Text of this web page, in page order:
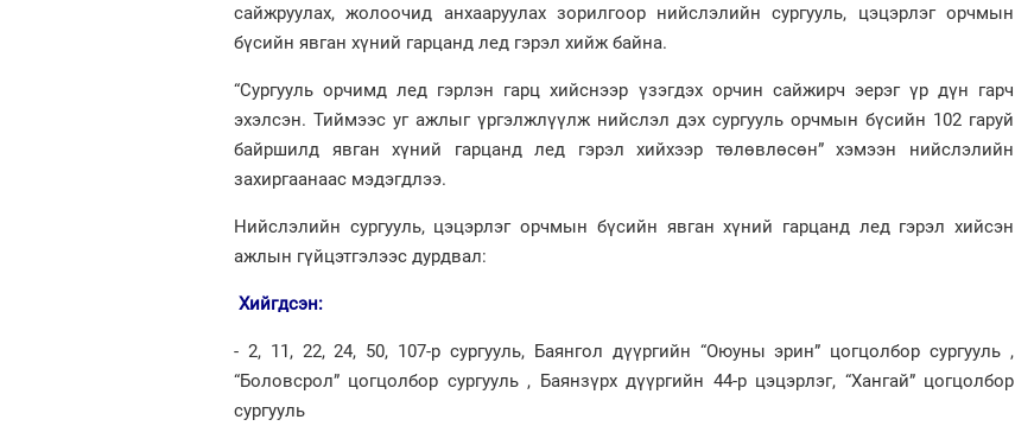
сайжруулах, жолоочид анхааруулах зорилгоор нийслэлийн сургууль, цэцэрлэг орчмын
бүсийн явган хүний гарцанд лед гэрэл хийж байна.
“Сургууль орчимд лед гэрлэн гарц хийснээр үзэгдэх орчин сайжирч эерэг үр дүн гарч
эхэлсэн. Тиймээс уг ажлыг үргэлжлүүлж нийслэл дэх сургууль орчмын бүсийн 102 гаруй
байршилд явган хүний гарцанд лед гэрэл хийхээр төлөвлөсөн” хэмээн нийслэлийн
захиргаанаас мэдэгдлээ.
Нийслэлийн сургууль, цэцэрлэг орчмын бүсийн явган хүний гарцанд лед гэрэл хийсэн
ажлын гүйцэтгэлээс дурдвал:
Хийгдсэн:
- 2, 11, 22, 24, 50, 107-р сургууль, Баянгол дүүргийн “Оюуны эрин” цогцолбор сургууль ,
“Боловсрол” цогцолбор сургууль , Баянзүрх дүүргийн 44-р цэцэрлэг, “Хангай” цогцолбор
сургууль